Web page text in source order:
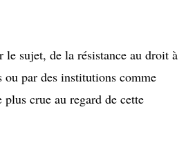
le sujet, de la résistance au droit à
par des institutions comme
crue au regard de cette